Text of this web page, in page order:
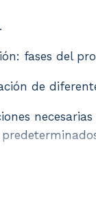
fases del
de